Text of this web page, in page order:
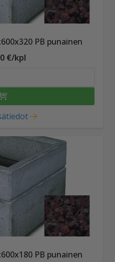
PB punainen
€/kpl
PB punainen